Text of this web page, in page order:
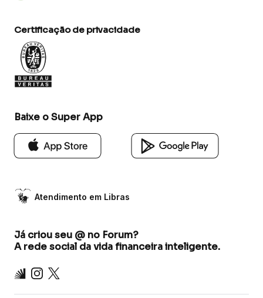
Certificação de privacidade
Baixe o Super App
Atendimento em Libras
Já criou seu @ no Forum?
A rede social da vida financeira inteligente.
Inter Instagram
X